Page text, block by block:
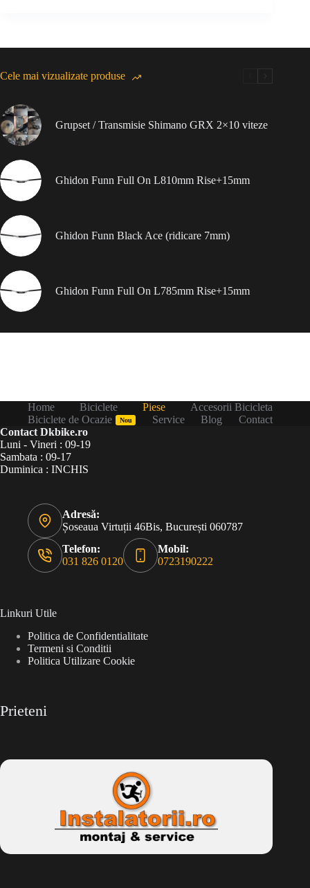
Cele mai vizualizate produse
Grupset / Transmisie Shimano GRX 2×10 viteze
Ghidon Funn Full On L810mm Rise+15mm
Ghidon Funn Black Ace (ridicare 7mm)
Ghidon Funn Full On L785mm Rise+15mm
Home Biciclete Piese
Accesorii Bicicleta
Biciclete de Ocazie
Nou Service Blog
Contact
Contact Dkbike.ro
Luni - Vineri : 09-19
Sambata : 09-17
Duminica : INCHIS
Adresă:
Șoseaua Virtuții 46Bis, București 060787
Telefon:
031 826 0120
Mobil:
0723190222
Linkuri Utile
Politica de Confidentialitate
Termeni si Conditii
Politica Utilizare Cookie
Prieteni